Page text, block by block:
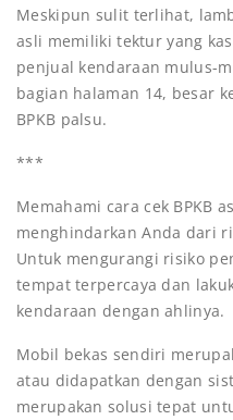
Meskipun sulit terlihat,
asli memiliki tektur yang
penjual kendaraan mulus-
bagian halaman 14, besar
BPKB palsu.
***
Memahami cara cek BPKB
menghindarkan Anda dari
Untuk mengurangi risiko
tempat terpercaya dan
kendaraan dengan ahlinya.
Mobil bekas sendiri
atau didapatkan dengan
merupakan solusi tepat